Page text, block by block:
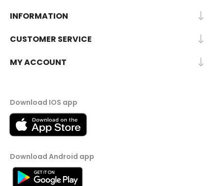
INFORMATION
CUSTOMER SERVICE
MY ACCOUNT
Download IOS app
Download Android app